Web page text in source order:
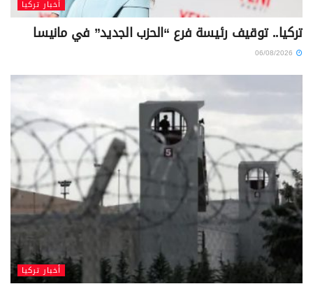
أخبار تركيا
تركيا.. توقيف رئيسة فرع “الحزب الجديد” في مانيسا
أخبار تركيا